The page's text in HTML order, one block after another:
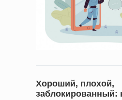
Хороший, плохой,
заблокированный: